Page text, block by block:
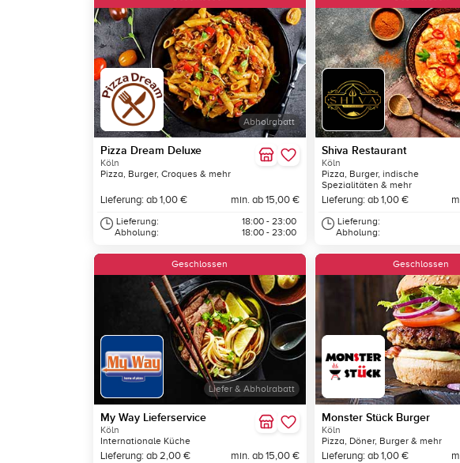
Abholrabatt
Pizza Dream Deluxe
Köln
Pizza, Burger, Croques & mehr
Lieferung: ab 1,00 € min. ab 15,00 €
Lieferung:
Abholung:
18:00 - 23:00
18:00 - 23:00
Shiva Restaurant
Köln
Pizza, Burger, indische
Spezialitäten & mehr
Lieferung: ab 1,00 €
Lieferung:
Abholung:
Liefer & Abholrabatt
Geschlossen
My Way Lieferservice
Köln
Internationale Küche
Lieferung: ab 2,00 € min. ab 15,00 €
Geschlossen
Monster Stück Burger
Köln
Pizza, Döner, Burger & mehr
Lieferung: ab 1,00 €